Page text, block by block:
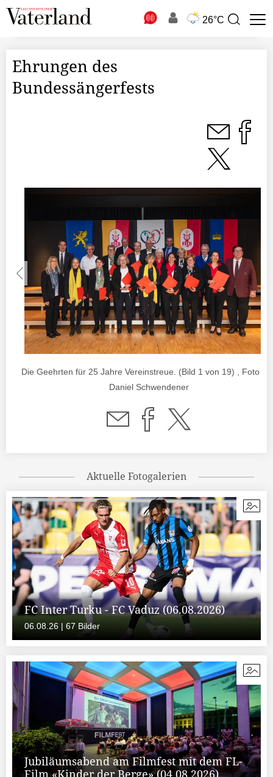
26°C
Suchbegriff
Ehrungen des
Bundessängerfests
Die Geehrten für 25 Jahre Vereinstreue. (Bild 1 von 19) , Foto
Daniel Schwendener
Aktuelle Fotogalerien
FC Inter Turku - FC Vaduz (06.08.2026)
06.08.26 | 67 Bilder
Jubiläumsabend am Filmfest mit dem FL-
Film «Kinder der Berge» (04.08.2026)